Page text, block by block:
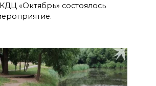
КДЦ «Октябрь» состоялось